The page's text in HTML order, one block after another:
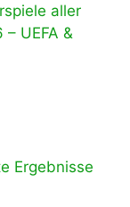
aller
UEFA &
Ergebnisse